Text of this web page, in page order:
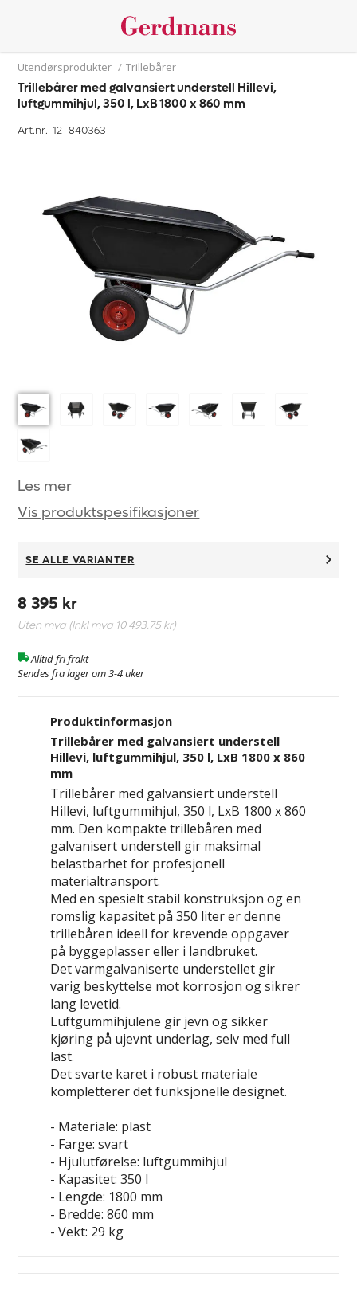
Utendørsprodukter / Trillebårer
Trillebårer med galvansiert understell Hillevi,
luftgummihjul, 350 l, LxB 1800 x 860 mm
Art.nr. 12-840363
Les mer
Vis produktspesifikasjoner
SE ALLE VARIANTER
8 395 kr
Uten mva (Inkl mva 10 493,75 kr)
Alltid fri frakt
Sendes fra lager om 3-4 uker
Produktinformasjon
Trillebårer med galvansiert understell
Hillevi, luftgummihjul, 350 l, LxB 1800 x 860
mm
Trillebårer med galvansiert understell
Hillevi, luftgummihjul, 350 l, LxB 1800 x 860
mm. Den kompakte trillebåren med
galvanisert understell gir maksimal
belastbarhet for profesjonell
materialtransport.
Med en spesielt stabil konstruksjon og en
romslig kapasitet på 350 liter er denne
trillebåren ideell for krevende oppgaver
på byggeplasser eller i landbruket.
Det varmgalvaniserte understellet gir
varig beskyttelse mot korrosjon og sikrer
lang levetid.
Luftgummihjulene gir jevn og sikker
kjøring på ujevnt underlag, selv med full
last.
Det svarte karet i robust materiale
kompletterer det funksjonelle designet.
- Materiale: plast
- Farge: svart
- Hjulutførelse: luftgummihjul
- Kapasitet: 350 l
- Lengde: 1800 mm
- Bredde: 860 mm
- Vekt: 29 kg